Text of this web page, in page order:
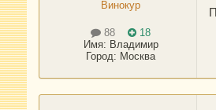
Винокур
88
18
Имя: Владимир
Город: Москва